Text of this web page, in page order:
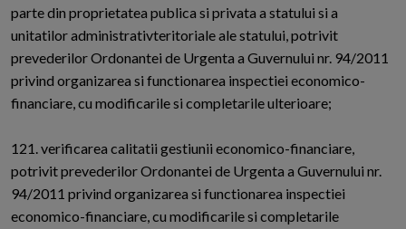
parte din proprietatea publica si privata a statului si a
unitatilor administrativteritoriale ale statului, potrivit
prevederilor Ordonantei de Urgenta a Guvernului nr. 94/2011
privind organizarea si functionarea inspectiei economico-
financiare, cu modificarile si completarile ulterioare;
121. verificarea calitatii gestiunii economico-financiare,
potrivit prevederilor Ordonantei de Urgenta a Guvernului nr.
94/2011 privind organizarea si functionarea inspectiei
economico-financiare, cu modificarile si completarile